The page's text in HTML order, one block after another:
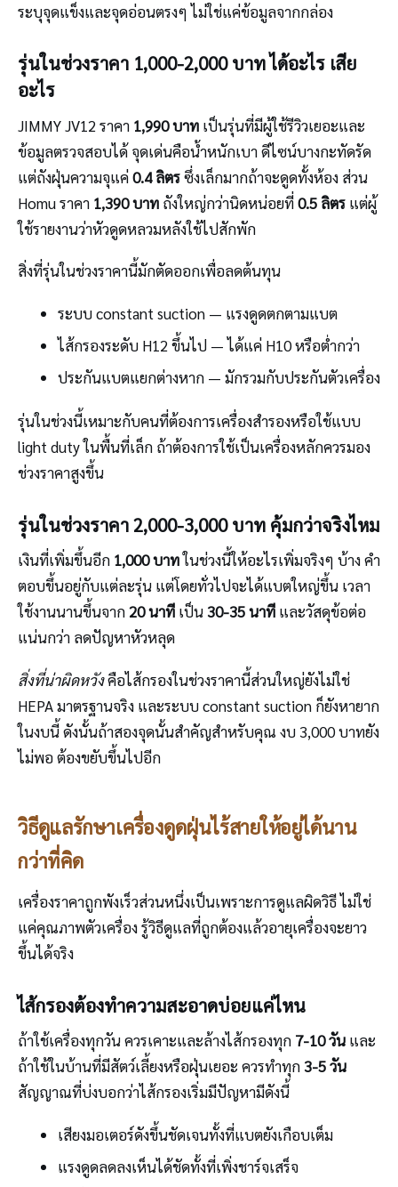
ระบุจุดแข็งและจุดอ่อนตรงๆ ไม่ใช่แค่ข้อมูลจากกล่อง
รุ่นในช่วงราคา 1,000-2,000 บาท ได้อะไร เสีย
อะไร
JIMMY JV12 ราคา 1,990 บาท เป็นรุ่นที่มีผู้ใช้รีวิวเยอะและ
ข้อมูลตรวจสอบได้ จุดเด่นคือน้ำหนักเบา ดีไซน์บางกะทัดรัด
แต่ถังฝุ่นความจุแค่0.4 ลิตรซึ่งเล็กมากถ้าจะดูดทั้งห้อง ส่วน
Homu ราคา 1,390 บาท ถังใหญ่กว่านิดหน่อยที่0.5 ลิตร แต่ผู้
ใช้รายงานว่าหัวดูดหลวมหลังใช้ไปสักพัก
สิ่งที่รุ่นในช่วงราคานี้มักตัดออกเพื่อลดต้นทุน
ระบบ constant suction — แรงดูดตกตามแบต
ไส้กรองระดับ H12 ขึ้นไป — ได้แค่ H10 หรือต่ำกว่า
ประกันแบตแยกต่างหาก — มักรวมกับประกันตัวเครื่อง
รุ่นในช่วงนี้เหมาะกับคนที่ต้องการเครื่องสำรองหรือใช้แบบ
light duty ในพื้นที่เล็ก ถ้าต้องการใช้เป็นเครื่องหลักควรมอง
ช่วงราคาสูงขึ้น
รุ่นในช่วงราคา 2,000-3,000 บาท คุ้มกว่าจริงไหม
เงินที่เพิ่มขึ้นอีก 1,000 บาทในช่วงนี้ให้อะไรเพิ่มจริงๆ บ้าง คำ
ตอบขึ้นอยู่กับแต่ละรุ่น แต่โดยทั่วไปจะได้แบตใหญ่ขึ้น เวลา
ใช้งานนานขึ้นจาก20 นาที เป็น 30-35 นาที และวัสดุข้อต่อ
แน่นกว่า ลดปัญหาหัวหลุด
สิ่งที่น่าผิดหวังคือไส้กรองในช่วงราคานี้ส่วนใหญ่ยังไม่ใช่
HEPA มาตรฐานจริง และระบบ constant suction ก็ยังหายาก
ในงบนี้ ดังนั้นถ้าสองจุดนั้นสำคัญสำหรับคุณ งบ 3,000 บาทยัง
ไม่พอ ต้องขยับขึ้นไปอีก
วิธีดูแลรักษาเครื่องดูดฝุ่นไร้สายให้อยู่ได้นาน
กว่าที่คิด
เครื่องราคาถูกพังเร็วส่วนหนึ่งเป็นเพราะการดูแลผิดวิธี ไม่ใช่
แค่คุณภาพตัวเครื่อง รู้วิธีดูแลที่ถูกต้องแล้วอายุเครื่องจะยาว
ขึ้นได้จริง
ไส้กรองต้องทำความสะอาดบ่อยแค่ไหน
ถ้าใช้เครื่องทุกวัน ควรเคาะและล้างไส้กรองทุก 7-10 วัน และ
ถ้าใช้ในบ้านที่มีสัตว์เลี้ยงหรือฝุ่นเยอะ ควรทำทุก 3-5 วัน
สัญญาณที่บ่งบอกว่าไส้กรองเริ่มมีปัญหามีดังนี้
เสียงมอเตอร์ดังขึ้นชัดเจนทั้งที่แบตยังเกือบเต็ม
แรงดูดลดลงเห็นได้ชัดทั้งที่เพิ่งชาร์จเสร็จ